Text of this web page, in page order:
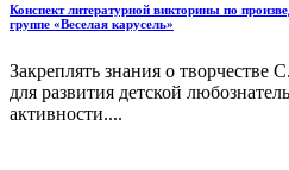
Конспект литературной викторины по
группе «Веселая карусель»
Закреплять знания о творчестве
для развития детской
активности....